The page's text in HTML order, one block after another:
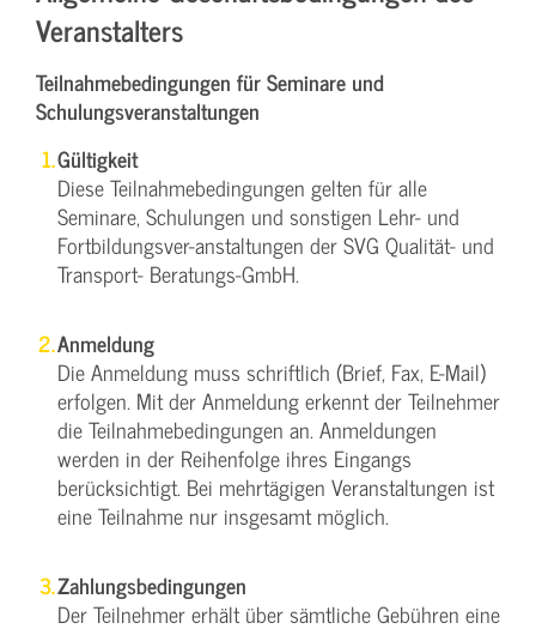
Veranstalters
Teilnahmebedingungen für Seminare und
Schulungsveranstaltungen
Gültigkeit
Diese Teilnahmebedingungen gelten für alle
Seminare, Schulungen und sonstigen Lehr- und
Fortbildungsver-anstaltungen der SVG Qualität- und
Transport- Beratungs-GmbH.
Anmeldung
Die Anmeldung muss schriftlich (Brief, Fax, E-Mail)
erfolgen. Mit der Anmeldung erkennt der Teilnehmer
die Teilnahmebedingungen an. Anmeldungen
werden in der Reihenfolge ihres Eingangs
berücksichtigt. Bei mehrtägigen Veranstaltungen ist
eine Teilnahme nur insgesamt möglich.
Zahlungsbedingungen
Der Teilnehmer erhält über sämtliche Gebühren eine